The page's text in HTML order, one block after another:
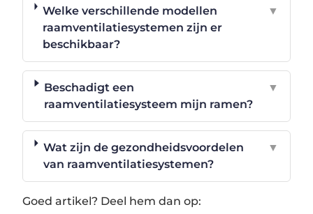
Welke verschillende modellen
raamventilatiesystemen zijn er
beschikbaar?
▼
Beschadigt een
raamventilatiesysteem mijn ramen?
▼
Wat zijn de gezondheidsvoordelen
van raamventilatiesystemen?
▼
Goed artikel? Deel hem dan op: